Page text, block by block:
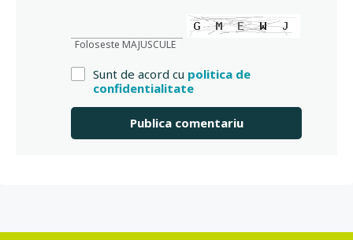
Foloseste MAJUSCULE
Sunt de acord cu politica de
confidentialitate